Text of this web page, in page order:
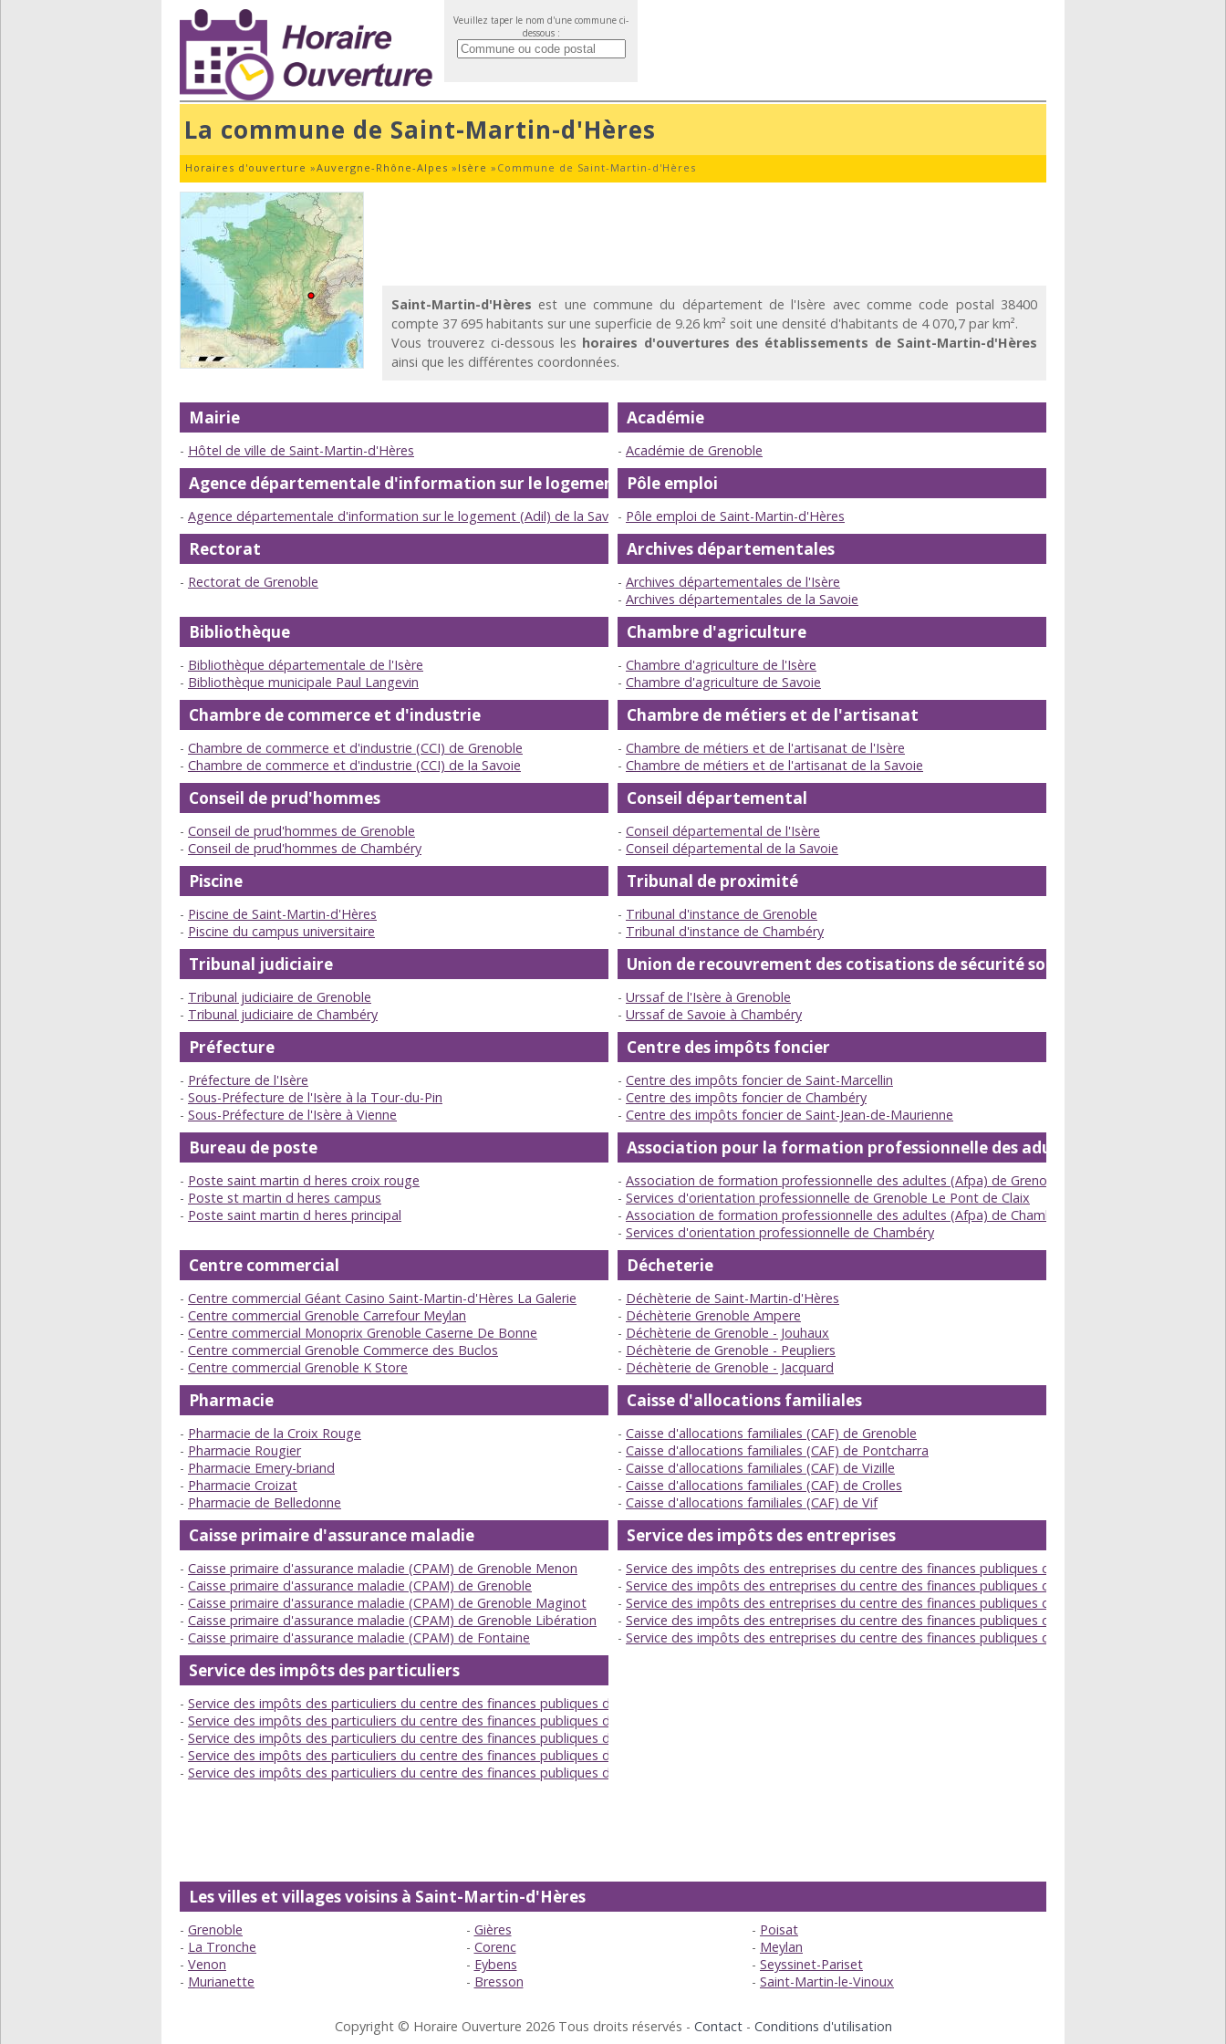
Veuillez taper le nom d'une commune ci-
dessous :
La commune de Saint-Martin-d'Hères
Horaires d'ouverture »Auvergne-Rhône-Alpes » Isère » Commune de Saint-Martin-d'Hères
Saint-Martin-d'Hères est une commune du département de l'Isère avec comme code postal 38400
compte 37 695 habitants sur une superficie de 9.26 km² soit une densité d'habitants de 4 070,7 par km².
Vous trouverez ci-dessous les horaires d'ouvertures des établissements de Saint-Martin-d'Hères
ainsi que les différentes coordonnées.
Mairie
Hôtel de ville de Saint-Martin-d'Hères
Académie
Académie de Grenoble
Agence départementale d'information sur le logement
Agence départementale d'information sur le logement (Adil) de la Savoie
Pôle emploi
Pôle emploi de Saint-Martin-d'Hères
Rectorat
Rectorat de Grenoble
Archives départementales
Archives départementales de l'Isère
Archives départementales de la Savoie
Bibliothèque
Bibliothèque départementale de l'Isère
Bibliothèque municipale Paul Langevin
Chambre d'agriculture
Chambre d'agriculture de l'Isère
Chambre d'agriculture de Savoie
Chambre de commerce et d'industrie
Chambre de commerce et d'industrie (CCI) de Grenoble
Chambre de commerce et d'industrie (CCI) de la Savoie
Chambre de métiers et de l'artisanat
Chambre de métiers et de l'artisanat de l'Isère
Chambre de métiers et de l'artisanat de la Savoie
Conseil de prud'hommes
Conseil de prud'hommes de Grenoble
Conseil de prud'hommes de Chambéry
Conseil départemental
Conseil départemental de l'Isère
Conseil départemental de la Savoie
Piscine
Piscine de Saint-Martin-d'Hères
Piscine du campus universitaire
Tribunal de proximité
Tribunal d'instance de Grenoble
Tribunal d'instance de Chambéry
Tribunal judiciaire
Tribunal judiciaire de Grenoble
Tribunal judiciaire de Chambéry
Union de recouvrement des cotisations de sécurité sociale et d'allocations
Urssaf de l'Isère à Grenoble
Urssaf de Savoie à Chambéry
Préfecture
Préfecture de l'Isère
Sous-Préfecture de l'Isère à la Tour-du-Pin
Sous-Préfecture de l'Isère à Vienne
Centre des impôts foncier
Centre des impôts foncier de Saint-Marcellin
Centre des impôts foncier de Chambéry
Centre des impôts foncier de Saint-Jean-de-Maurienne
Bureau de poste
Poste saint martin d heres croix rouge
Poste st martin d heres campus
Poste saint martin d heres principal
Association pour la formation professionnelle des adultes
Association de formation professionnelle des adultes (Afpa) de Grenoble
Services d'orientation professionnelle de Grenoble Le Pont de Claix
Association de formation professionnelle des adultes (Afpa) de Chambéry
Services d'orientation professionnelle de Chambéry
Centre commercial
Centre commercial Géant Casino Saint-Martin-d'Hères La Galerie
Centre commercial Grenoble Carrefour Meylan
Centre commercial Monoprix Grenoble Caserne De Bonne
Centre commercial Grenoble Commerce des Buclos
Centre commercial Grenoble K Store
Décheterie
Déchèterie de Saint-Martin-d'Hères
Déchèterie Grenoble Ampere
Déchèterie de Grenoble - Jouhaux
Déchèterie de Grenoble - Peupliers
Déchèterie de Grenoble - Jacquard
Pharmacie
Pharmacie de la Croix Rouge
Pharmacie Rougier
Pharmacie Emery-briand
Pharmacie Croizat
Pharmacie de Belledonne
Caisse d'allocations familiales
Caisse d'allocations familiales (CAF) de Grenoble
Caisse d'allocations familiales (CAF) de Pontcharra
Caisse d'allocations familiales (CAF) de Vizille
Caisse d'allocations familiales (CAF) de Crolles
Caisse d'allocations familiales (CAF) de Vif
Caisse primaire d'assurance maladie
Caisse primaire d'assurance maladie (CPAM) de Grenoble Menon
Caisse primaire d'assurance maladie (CPAM) de Grenoble
Caisse primaire d'assurance maladie (CPAM) de Grenoble Maginot
Caisse primaire d'assurance maladie (CPAM) de Grenoble Libération
Caisse primaire d'assurance maladie (CPAM) de Fontaine
Service des impôts des entreprises
Service des impôts des entreprises du centre des finances publiques de Grenoble Gresivaudan
Service des impôts des entreprises du centre des finances publiques de Grenoble Oisans Drac
Service des impôts des entreprises du centre des finances publiques de Grenoble Belledonne
Service des impôts des entreprises du centre des finances publiques de Grenoble Chartreuse
Service des impôts des entreprises du centre des finances publiques de Grenoble Drac
Service des impôts des particuliers
Service des impôts des particuliers du centre des finances publiques de Grenoble Gresivaudan
Service des impôts des particuliers du centre des finances publiques de Grenoble Belledonne
Service des impôts des particuliers du centre des finances publiques de Grenoble Chartreuse
Service des impôts des particuliers du centre des finances publiques de Grenoble Drac
Service des impôts des particuliers du centre des finances publiques de Grenoble Oisans
Les villes et villages voisins à Saint-Martin-d'Hères
Grenoble Gières
Poisat
La Tronche
Corenc
Meylan
Venon
Eybens
Seyssinet-Pariset
Murianette
Bresson Saint-Martin-le-Vinoux
Copyright © Horaire Ouverture 2026 Tous droits réservés - Contact- Conditions d'utilisation